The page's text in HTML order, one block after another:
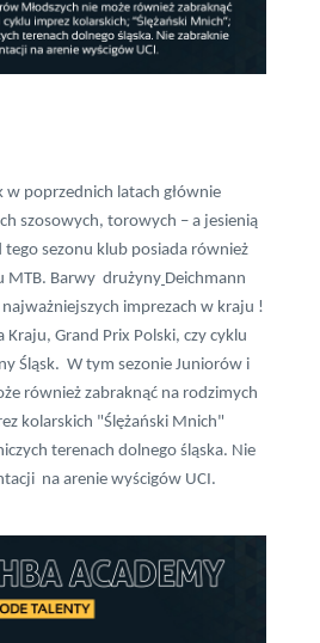
poprzednich latach głównie
szosowych, torowych – a jesienią
tego sezonu klub posiada również
MTB. Barwy drużyny Deichmann
najważniejszych imprezach w kraju !
Grand Prix Polski, czy cyklu
Śląsk. W tym sezonie Juniorów i
również zabraknąć na rodzimych
kolarskich "Ślężański Mnich"
terenach dolnego śląska. Nie
na arenie wyścigów UCI.